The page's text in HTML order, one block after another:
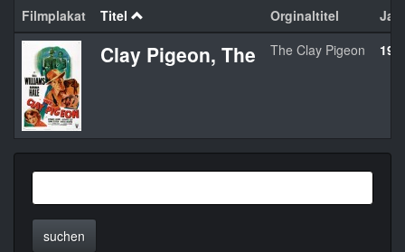
Filmplakat Titel Orginaltitel
Clay Pigeon, The The Clay Pigeon
suchen